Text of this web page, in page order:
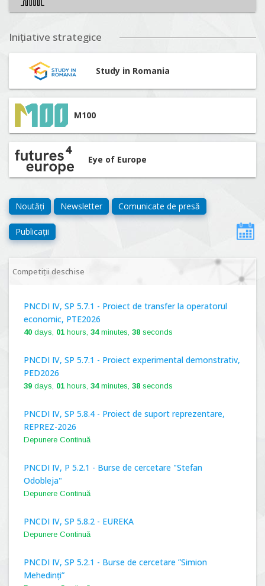
Inițiative strategice
Study in Romania
M100
Eye of Europe
Noutăți Newsletter Comunicate de presă
Publicații
Competiții deschise
PNCDI IV, SP 5.7.1 - Proiect de transfer la operatorul
economic, PTE2026
40 days, 01 hours, 34minutes, 37 seconds
PNCDI IV, SP 5.7.1 - Proiect experimental demonstrativ,
PED2026
39 days, 01 hours, 34minutes, 37 seconds
PNCDI IV, SP 5.8.4 - Proiect de suport reprezentare,
REPREZ-2026
Depunere Continuă
PNCDI IV, P 5.2.1 - Burse de cercetare "Stefan
Odobleja"
Depunere Continuă
PNCDI IV, SP 5.8.2 - EUREKA
Depunere Continuă
PNCDI IV, SP 5.2.1 - Burse de cercetare ”Simion
Mehedinți”